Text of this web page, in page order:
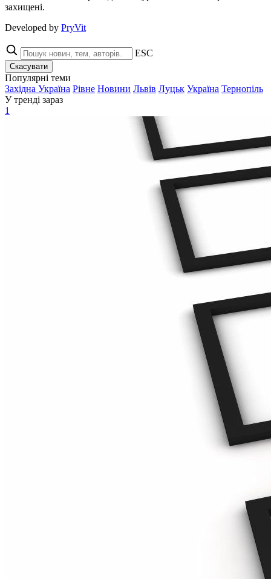
захищені.
Developed by PryVit
ESC
Скасувати
Популярні теми
Західна Україна Рівне Новини Львів Луцьк Україна Тернопіль
У тренді зараз
1